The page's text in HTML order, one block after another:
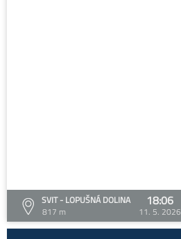
SVIT - LOPUŠNÁ DOLINA
817 m
18:06
11. 5. 2026